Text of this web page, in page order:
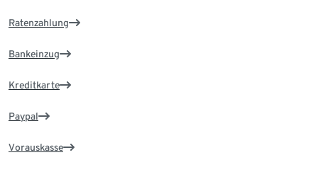
Ratenzahlung
Bankeinzug
Kreditkarte
Paypal
Vorauskasse